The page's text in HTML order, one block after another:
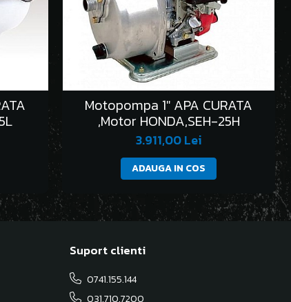
Motopompa 1" APA CURATA
,Motor HONDA,SEH-25H
3.911,00 Lei
ADAUGA IN COS
Suport clienti
0741.155.144
031.710.7200